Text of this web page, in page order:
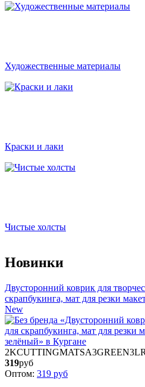
Художественные материалы
Краски и лаки
Чистые холсты
Новинки
Двусторонний коврик для
скрапбукинга, мат для резки
New
2KCUTTINGMATSA3GREEN3LR
319руб
Оптом: 319 руб